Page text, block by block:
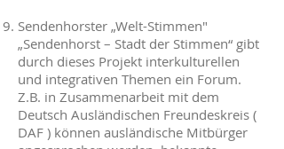
Sendenhorster „Welt-Stimmen"
„Sendenhorst – Stadt der Stimmen“ gibt
durch dieses Projekt interkulturellen
und integrativen Themen ein Forum.
Z.B. in Zusammenarbeit mit dem
Deutsch Ausländischen Freundeskreis (
DAF ) können ausländische Mitbürger